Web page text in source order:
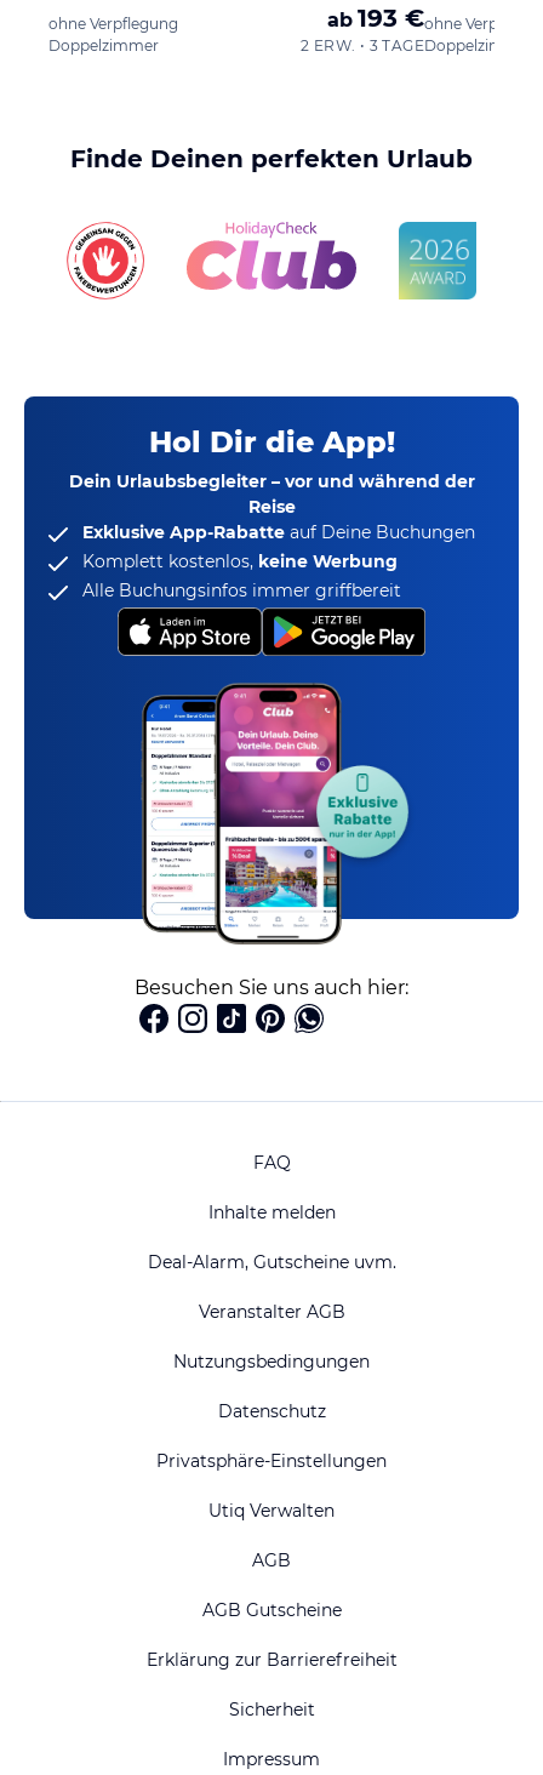
ohne Verpflegung
Doppelzimmer
ab 193 €
2 ERW. • 3 TAGE
ohne
Doppelzimmer
Finde Deinen perfekten Urlaub
Hol Dir die App!
Dein Urlaubsbegleiter – vor und während der
Reise
Exklusive App-Rabatte auf Deine Buchungen
Komplett kostenlos, keine Werbung
Alle Buchungsinfos immer griffbereit
Besuchen Sie uns auch hier:
FAQ
Inhalte melden
Deal-Alarm, Gutscheine uvm.
Veranstalter AGB
Nutzungsbedingungen
Datenschutz
Privatsphäre-Einstellungen
Utiq Verwalten
AGB
AGB Gutscheine
Erklärung zur Barrierefreiheit
Sicherheit
Impressum